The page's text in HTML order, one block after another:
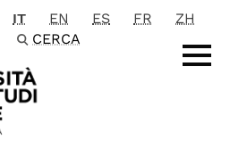
principale
IT EN ES FR
ZH
CERCA